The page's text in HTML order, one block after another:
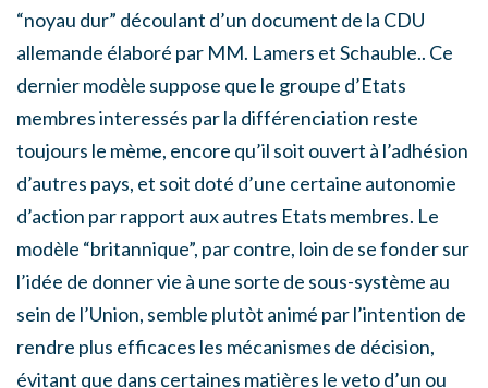
“noyau dur” découlant d’un document de la CDU
allemande élaboré par MM. Lamers et Schauble.. Ce
dernier modèle suppose que le groupe d’Etats
membres interessés par la différenciation reste
toujours le mème, encore qu’il soit ouvert à l’adhésion
d’autres pays, et soit doté d’une certaine autonomie
d’action par rapport aux autres Etats membres. Le
modèle “britannique”, par contre, loin de se fonder sur
l’idée de donner vie à une sorte de sous-système au
sein de l’Union, semble plutòt animé par l’intention de
rendre plus efficaces les mécanismes de décision,
évitant que dans certaines matières le veto d’un ou